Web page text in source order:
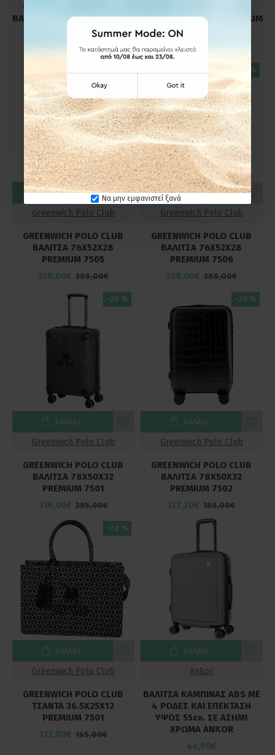
Να μην εμφανιστεί ξανά
GREENWICH POLO CLUB
ΒΑΛΙΤΣΑ 75Χ47Χ31 PREMIUM
7507 FUCHSIA
103,20€ 129,00€
ΒΑΛΙΤΣΑ 75Χ47Χ31 PREMIUM
7508 PINK
103,20€
Greenwich Polo Club
GREENWICH POLO CLUB
ΒΑΛΙΤΣΑ 76Χ52Χ28
PREMIUM 7505
228,00€ 285,00€
ΚΑΛΆΘΙ
-20 %
Greenwich Polo Club
GREENWICH POLO CLUB
ΒΑΛΙΤΣΑ 76Χ52Χ28
PREMIUM 7506
228,00€ 285,00€
ΚΑΛΆΘΙ
-20 %
Greenwich Polo Club
GREENWICH POLO CLUB
ΒΑΛΙΤΣΑ 78X50X32
PREMIUM 7501
316,00€ 395,00€
ΚΑΛΆΘΙ
-20 %
Greenwich Polo Club
GREENWICH POLO CLUB
ΒΑΛΙΤΣΑ 78Χ50Χ32
PREMIUM 7502
127,20€ 159,00€
ΚΑΛΆΘΙ
-20 %
Greenwich Polo Club
GREENWICH POLO CLUB
ΤΣΑΝΤΑ 36.5Χ25Χ12
PREMIUM 7501
132,00€ 165,00€
ΚΑΛΆΘΙ
Ankor
ΒΑΛΙΤΣΑ ΚΑΜΠΙΝΑΣ ABS ΜΕ
4 ΡΟΔΕΣ ΚΑΙ ΕΠΕΚΤΑΣΗ
ΥΨΟΣ 55εκ. ΣΕ ΑΣΗΜΙ
ΧΡΩΜΑ ANKOR
44,90€
ΚΑΛΆΘΙ